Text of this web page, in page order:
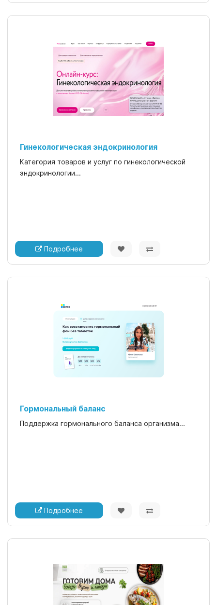
Гинекологическая эндокринология
Категория товаров и услуг по гинекологической
эндокринологии...
Подробнее
Гормональный баланс
Поддержка гормонального баланса организма...
Подробнее